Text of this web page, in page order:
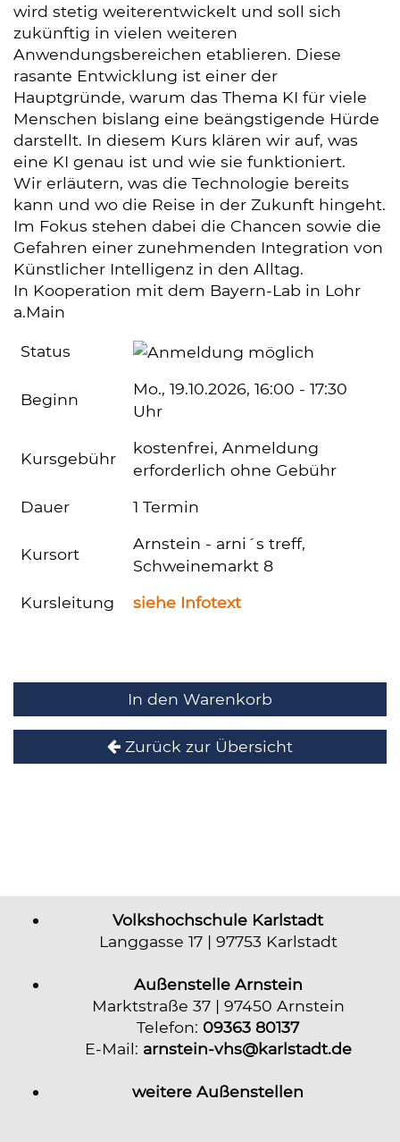
wird stetig weiterentwickelt und soll sich
zukünftig in vielen weiteren
Anwendungsbereichen etablieren. Diese
rasante Entwicklung ist einer der
Hauptgründe, warum das Thema KI für viele
Menschen bislang eine beängstigende Hürde
darstellt. In diesem Kurs klären wir auf, was
eine KI genau ist und wie sie funktioniert.
Wir erläutern, was die Technologie bereits
kann und wo die Reise in der Zukunft hingeht.
Im Fokus stehen dabei die Chancen sowie die
Gefahren einer zunehmenden Integration von
Künstlicher Intelligenz in den Alltag.
In Kooperation mit dem Bayern-Lab in Lohr
a.Main
Status
Beginn
Mo., 19.10.2026, 16:00 - 17:30
Uhr
Kursgebühr
kostenfrei, Anmeldung
erforderlich ohne Gebühr
Dauer
1 Termin
Kursort
Arnstein - arni´s treff,
Schweinemarkt 8
Kursleitung
siehe Infotext
In den Warenkorb
Zurück zur Übersicht
Volkshochschule Karlstadt
Langgasse 17 | 97753 Karlstadt
Außenstelle Arnstein
Marktstraße 37 | 97450 Arnstein
Telefon: 09363 80137
E-Mail: arnstein-vhs@karlstadt.de
weitere Außenstellen